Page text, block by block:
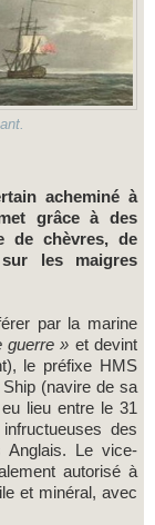
acheminé à
grâce à des
de chèvres, de
les maigres
par la marine
guerre » et devint
le préfixe HMS
(navire de sa
lieu entre le 31
des
Anglais. Le vice-
autorisé à
et minéral, avec